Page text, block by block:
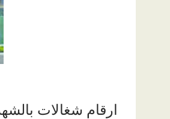
ارقام شغالات